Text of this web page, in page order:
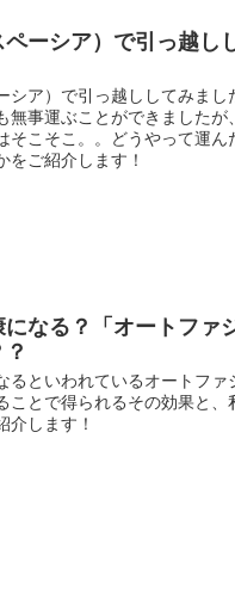
ーシア）で引っ越し
シア）で引っ越ししてみまし
無事運ぶことができましたが
そこそこ。。どうやって運ん
をご紹介します！
なる？「オートファ
るといわれているオートファ
ことで得られるその効果と、
介します！